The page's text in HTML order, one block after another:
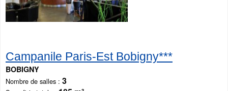
Campanile Paris-Est Bobigny***
BOBIGNY
Nombre de salles 3